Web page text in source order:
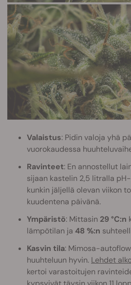
Valaistus: Pidin valoja yhä
vuorokaudessa
Ravinteet: En annostellut
sijaan kastelin 2,5 litralla
kunkin jäljellä olevan viikon
kuudentena päivänä.
Ympäristö: Mittasin 29 °C:n
lämpötilan ja 48 %:n
Kasvin tila: Mimosa-
huuhteluun hyvin. Lehdet
kertoi varastoitujen